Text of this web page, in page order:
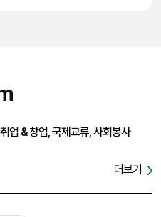
업 & 창업, 국제교류, 사회봉사
더보기